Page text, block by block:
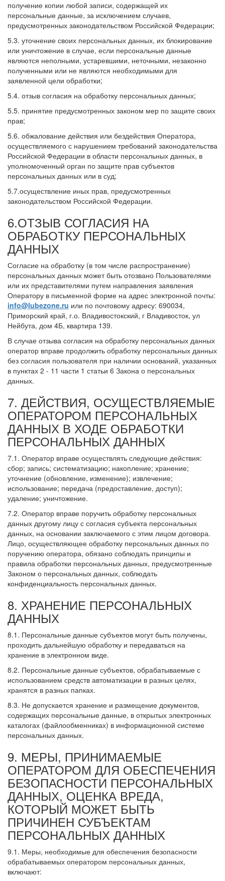
получение копии любой записи, содержащей их
персональные данные, за исключением случаев,
предусмотренных законодательством Российской Федерации;
5.3. уточнение своих персональных данных, их блокирование
или уничтожение в случае, если персональные данные
являются неполными, устаревшими, неточными, незаконно
полученными или не являются необходимыми для
заявленной цели обработки;
5.4. отзыв согласия на обработку персональных данных;
5.5. принятие предусмотренных законом мер по защите своих
прав;
5.6. обжалование действия или бездействия Оператора,
осуществляемого с нарушением требований законодательства
Российской Федерации в области персональных данных, в
уполномоченный орган по защите прав субъектов
персональных данных или в суд;
5.7.осуществление иных прав, предусмотренных
законодательством Российской Федерации.
6.ОТЗЫВ СОГЛАСИЯ НА
ОБРАБОТКУ ПЕРСОНАЛЬНЫХ
ДАННЫХ
Согласие на обработку (в том числе распространение)
персональных данных может быть отозвано Пользователями
или их представителями путем направления заявления
Оператору в письменной форме на адрес электронной почты:
info@lubezone.ru или по почтовому адресу: 690034,
Приморский край, г.о. Владивостокский, г Владивосток, ул
Нейбута, дом 4Б, квартира 139.
В случае отзыва согласия на обработку персональных данных
оператор вправе продолжить обработку персональных данных
без согласия пользователя при наличии оснований, указанных
в пунктах 2 - 11 части 1 статьи 6 Закона о персональных
данных.
7. ДЕЙСТВИЯ, ОСУЩЕСТВЛЯЕМЫЕ
ОПЕРАТОРОМ ПЕРСОНАЛЬНЫХ
ДАННЫХ В ХОДЕ ОБРАБОТКИ
ПЕРСОНАЛЬНЫХ ДАННЫХ
7.1. Оператор вправе осуществлять следующие действия:
сбор; запись; систематизацию; накопление; хранение;
уточнение (обновление, изменение); извлечение;
использование; передача (предоставление, доступ);
удаление; уничтожение.
7.2. Оператор вправе поручить обработку персональных
данных другому лицу с согласия субъекта персональных
данных, на основании заключаемого с этим лицом договора.
Лицо, осуществляющее обработку персональных данных по
поручению оператора, обязано соблюдать принципы и
правила обработки персональных данных, предусмотренные
Законом о персональных данных, соблюдать
конфиденциальность персональных данных.
8. ХРАНЕНИЕ ПЕРСОНАЛЬНЫХ
ДАННЫХ
8.1. Персональные данные субъектов могут быть получены,
проходить дальнейшую обработку и передаваться на
хранение в электронном виде.
8.2. Персональные данные субъектов, обрабатываемые с
использованием средств автоматизации в разных целях,
хранятся в разных папках.
8.3. Не допускается хранение и размещение документов,
содержащих персональные данные, в открытых электронных
каталогах (файлообменниках) в информационной системе
персональных данных.
9. МЕРЫ, ПРИНИМАЕМЫЕ
ОПЕРАТОРОМ ДЛЯ ОБЕСПЕЧЕНИЯ
БЕЗОПАСНОСТИ ПЕРСОНАЛЬНЫХ
ДАННЫХ, ОЦЕНКА ВРЕДА,
КОТОРЫЙ МОЖЕТ БЫТЬ
ПРИЧИНЕН СУБЪЕКТАМ
ПЕРСОНАЛЬНЫХ ДАННЫХ
9.1. Меры, необходимые для обеспечения безопасности
обрабатываемых оператором персональных данных,
включают: